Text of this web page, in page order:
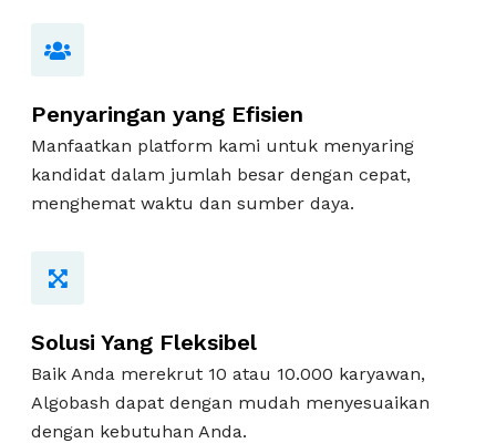
Penyaringan yang Efisien
Manfaatkan platform kami untuk menyaring
kandidat dalam jumlah besar dengan cepat,
menghemat waktu dan sumber daya.
Solusi Yang Fleksibel
Baik Anda merekrut 10 atau 10.000 karyawan,
Algobash dapat dengan mudah menyesuaikan
dengan kebutuhan Anda.